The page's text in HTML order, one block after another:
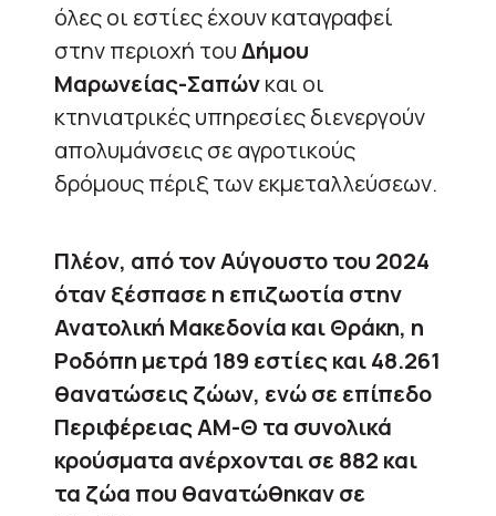
όλες οι εστίες έχουν καταγραφεί
στην περιοχή τουΔήμου
Μαρωνείας-Σαπώνκαι οι
κτηνιατρικές υπηρεσίες διενεργούν
απολυμάνσεις σε αγροτικούς
δρόμους πέριξ των εκμεταλλεύσεων.
Πλέον, από τον Αύγουστο του 2024
όταν ξέσπασε η επιζωοτία στην
Ανατολική Μακεδονία και Θράκη, η
Ροδόπη μετρά 189 εστίες και 48.261
θανατώσεις ζώων, ενώ σε επίπεδο
Περιφέρειας ΑΜ-Θ τα συνολικά
κρούσματα ανέρχονται σε 882 και
τα ζώα που θανατώθηκαν σε